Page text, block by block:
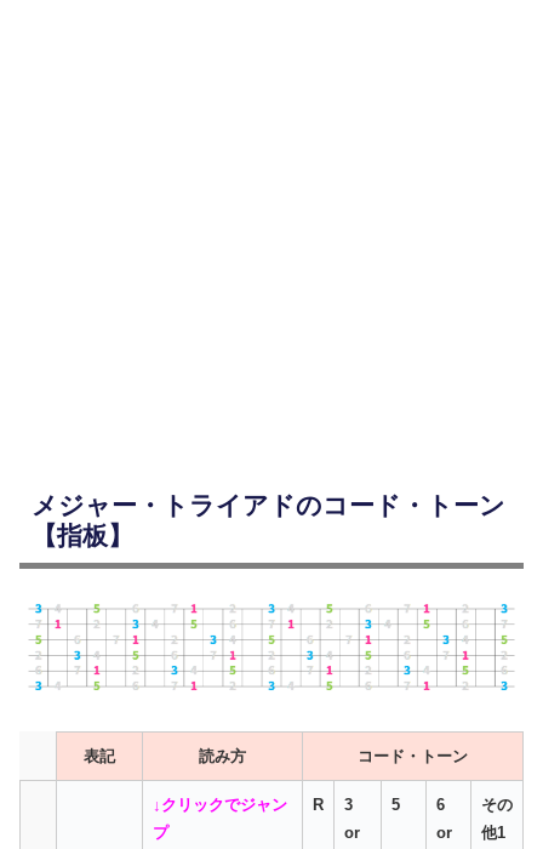
メジャー・トライアドのコード・トーン
【指板】
表記 読み方 コード・トーン
↓クリックでジャン
プ
R
3
or
5
6
or
その
他1